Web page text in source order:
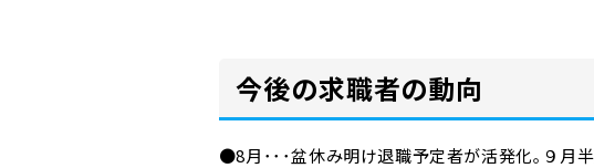
今後の求職者の動向
●8月･･･盆休み明け退職予定者が活発化｡９月